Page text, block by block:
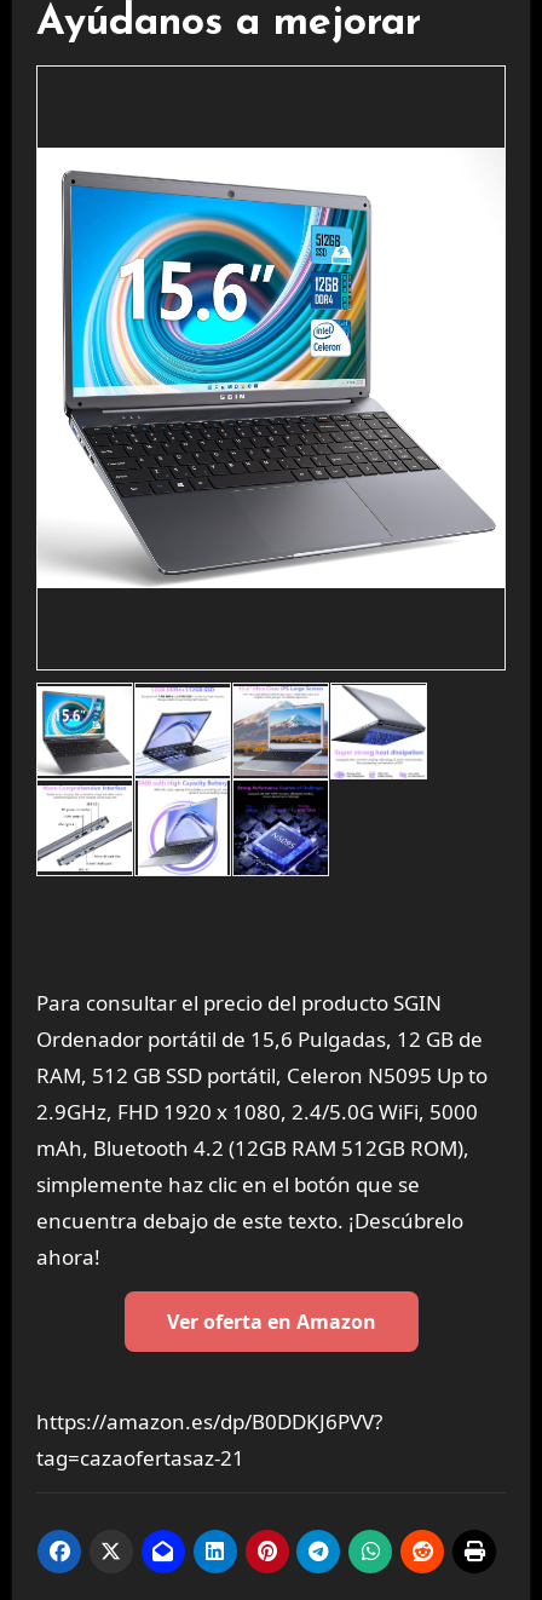
Ayúdanos a mejorar
Para consultar el precio del producto SGIN
Ordenador portátil de 15,6 Pulgadas, 12 GB de
RAM, 512 GB SSD portátil, Celeron N5095 Up to
2.9GHz, FHD 1920 x 1080, 2.4/5.0G WiFi, 5000
mAh, Bluetooth 4.2 (12GB RAM 512GB ROM),
simplemente haz clic en el botón que se
encuentra debajo de este texto. ¡Descúbrelo
ahora!
Ver oferta en Amazon
https://amazon.es/dp/B0DDKJ6PVV?
tag=cazaofertasaz-21